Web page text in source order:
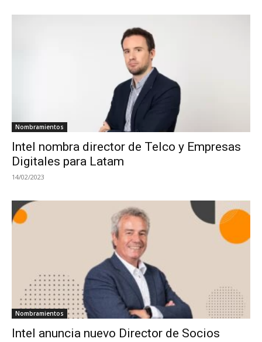
Nombramientos
Intel nombra director de Telco y Empresas
Digitales para Latam
14/02/2023
Nombramientos
Intel anuncia nuevo Director de Socios